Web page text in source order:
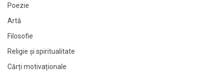
Poezie
Artă
Filosofie
Religie și spiritualitate
Cărți motivaționale